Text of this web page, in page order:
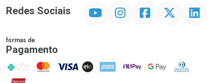
Redes Sociais InstagramFacebook Linkedin
formas de
Pagamento
PIX MasterCard
VISA ELO AMEX NuPay Google PayDiners Club
Hipercard